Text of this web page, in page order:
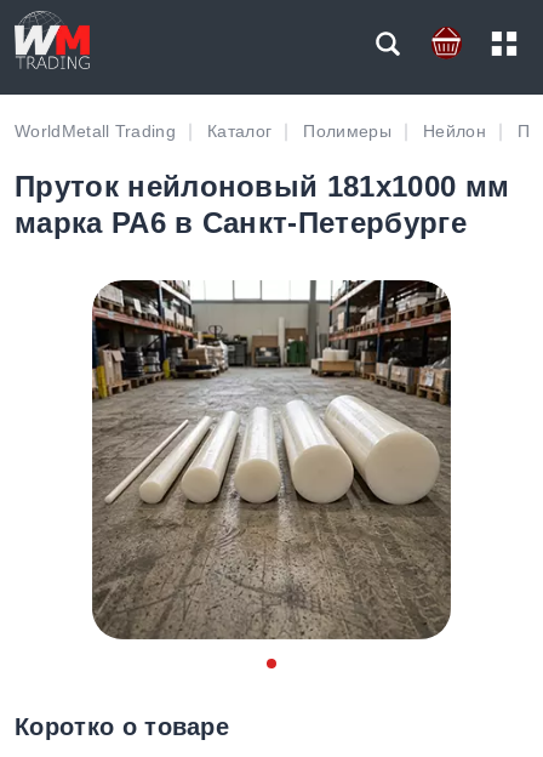
WorldMetall Trading Каталог Полимеры Нейлон
Пруток нейлоновый 181х1000 мм
марка PA6 в Санкт-Петербурге
Коротко о товаре